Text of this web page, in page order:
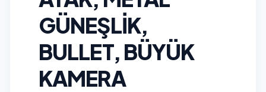
GÜNEŞLIK,
BULLET, BÜYÜK
KAMERA